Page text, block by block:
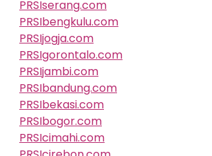
PRSIserang.com
PRSIbengkulu.com
PRSIjogja.com
PRSIgorontalo.com
PRSIjambi.com
PRSIbandung.com
PRSIbekasi.com
PRSIbogor.com
PRSIcimahi.com